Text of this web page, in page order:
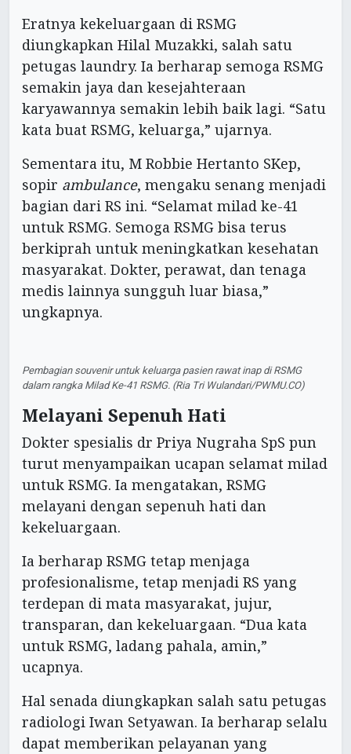
Eratnya kekeluargaan di RSMG
diungkapkan Hilal Muzakki, salah satu
petugas laundry. Ia berharap semoga RSMG
semakin jaya dan kesejahteraan
karyawannya semakin lebih baik lagi. “Satu
kata buat RSMG, keluarga,” ujarnya.
Sementara itu, M Robbie Hertanto SKep,
sopir ambulance, mengaku senang menjadi
bagian dari RS ini. “Selamat milad ke-41
untuk RSMG. Semoga RSMG bisa terus
berkiprah untuk meningkatkan kesehatan
masyarakat. Dokter, perawat, dan tenaga
medis lainnya sungguh luar biasa,”
ungkapnya.
Pembagian souvenir untuk keluarga pasien rawat inap di RSMG
dalam rangka Milad Ke-41 RSMG. (Ria Tri Wulandari/PWMU.CO)
Melayani Sepenuh Hati
Dokter spesialis dr Priya Nugraha SpS pun
turut menyampaikan ucapan selamat milad
untuk RSMG. Ia mengatakan, RSMG
melayani dengan sepenuh hati dan
kekeluargaan.
Ia berharap RSMG tetap menjaga
profesionalisme, tetap menjadi RS yang
terdepan di mata masyarakat, jujur,
transparan, dan kekeluargaan. “Dua kata
untuk RSMG, ladang pahala, amin,”
ucapnya.
Hal senada diungkapkan salah satu petugas
radiologi Iwan Setyawan. Ia berharap selalu
dapat memberikan pelayanan yang